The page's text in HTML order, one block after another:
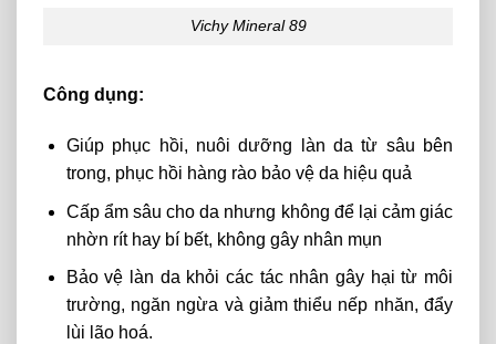
Vichy Mineral 89
Công dụng:
Giúp phục hồi, nuôi dưỡng làn da từ sâu bên
trong, phục hồi hàng rào bảo vệ da hiệu quả
Cấp ẩm sâu cho da nhưng không để lại cảm giác
nhờn rít hay bí bết, không gây nhân mụn
Bảo vệ làn da khỏi các tác nhân gây hại từ môi
trường, ngăn ngừa và giảm thiểu nếp nhăn, đẩy
lùi lão hoá.